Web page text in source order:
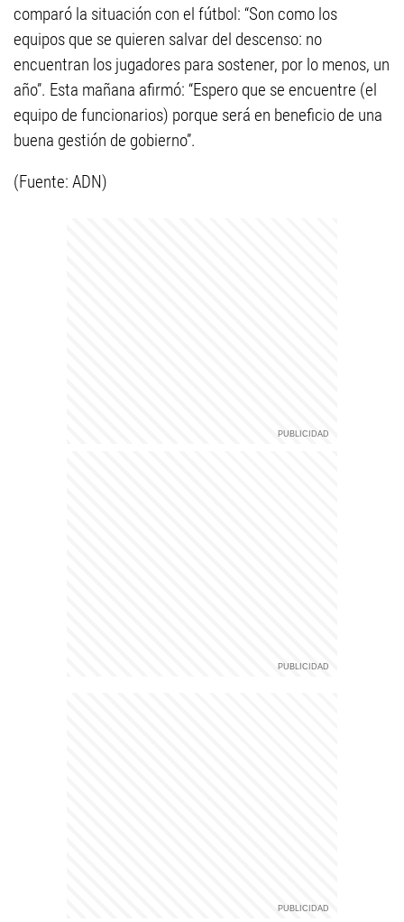
comparó la situación con el fútbol: “Son como los
equipos que se quieren salvar del descenso: no
encuentran los jugadores para sostener, por lo menos, un
año”. Esta mañana afirmó: “Espero que se encuentre (el
equipo de funcionarios) porque será en beneficio de una
buena gestión de gobierno”.
(Fuente: ADN)